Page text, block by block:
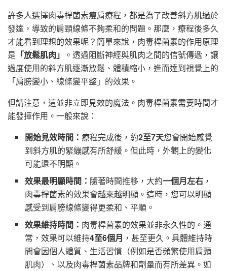
許多人選擇肉毒桿菌素瘦肩療程，都是為了改善斜方肌過於
發達，導致的肩頸線條不夠柔和的問題。那麼，療程後多久
才能看到理想的效果呢？簡單來說，肉毒桿菌素的作用原理
是 「放鬆肌肉」
。透過阻斷神經與肌肉之間的信號傳遞，讓
過度使用的斜方肌逐漸放鬆、體積縮小，進而達到視覺上的
「肩膀變小、線條變平整」的效果。
但請注意，這並非立即見效的魔法。肉毒桿菌素需要時間才
能發揮作用。一般來說：
開始見效時間：療程完成後，約2至7天您會開始感覺
到斜方肌的緊繃感有所舒緩。但此時，外觀上的變化
可能還不明顯。
效果最明顯時間： 隨著時間推移，大約一個月左右 ，
肉毒桿菌素的效果會越來越明顯。這時，您可以明顯
感受到肩膀線條變得更柔和、平順。
效果維持時間： 肉毒桿菌素的效果並非永久性的。通
常，效果可以維持4至6個月 ，甚至更久。具體維持時
間會因個人體質、生活習慣（例如是否頻繁使用肩頸
肌肉）、以及肉毒桿菌素品牌和劑量而有所差異。如